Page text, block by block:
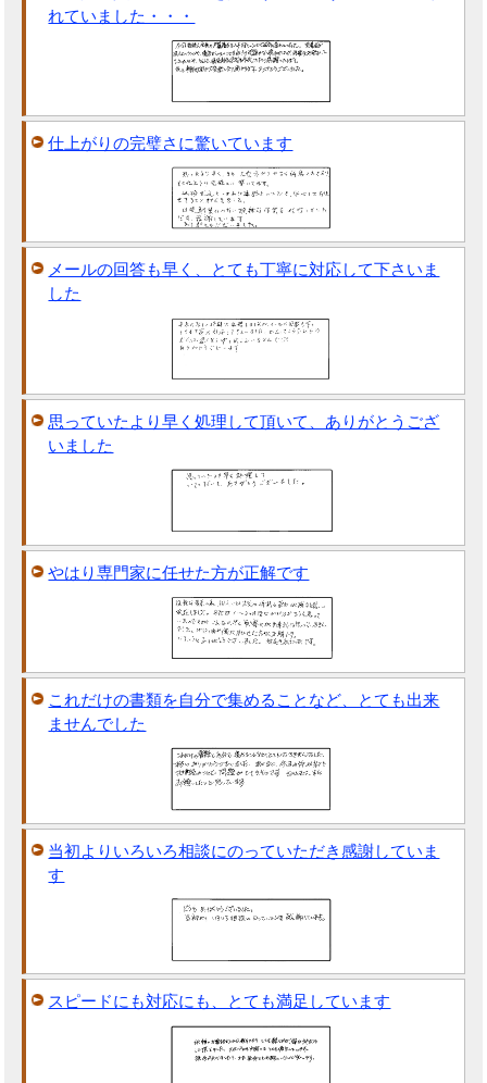
れていました・・・
仕上がりの完璧さに驚いています
メールの回答も早く、とても丁寧に対応して下さいま
した
思っていたより早く処理して頂いて、ありがとうござ
いました
やはり専門家に任せた方が正解です
これだけの書類を自分で集めることなど、とても出来
ませんでした
当初よりいろいろ相談にのっていただき感謝していま
す
スピードにも対応にも、とても満足しています